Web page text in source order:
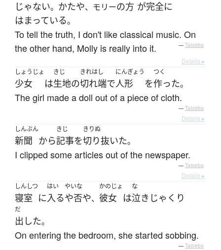
じゃない。 かたや、モリーの方 が完全に
はまっている。
To tell the truth, I don't like classical music. On
the other hand, Molly is really into it.
— Tatoeba
Details ▸
しょうじょ
少女 は
きじ
生地の
きれはし
切れ端で
にんぎょう
人形 を
つく
作った。
The girl made a doll out of a piece of cloth.
— Tatoeba
Details ▸
しんぶん
新聞 から
きじ
記事を
きりぬ
切り抜いた。
I clipped some articles out of the newspaper.
— Tatoeba
Details ▸
しんしつ
寝室 に
はい
入る
やいな
や否や、
かのじょ
彼女 は
な
泣きじゃくり
だ
出した。
On entering the bedroom, she started sobbing.
— Tatoeba